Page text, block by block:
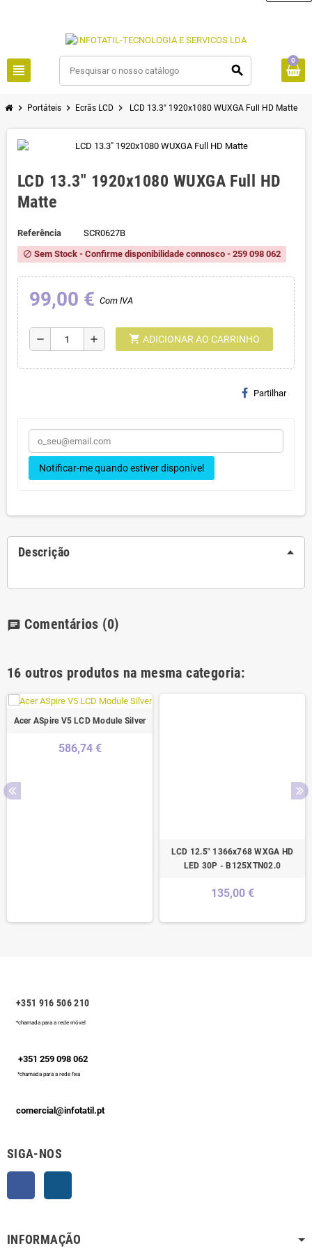
view_headline search
0
chevron_right Portáteis chevron_right Ecrãs LCD chevron_right LCD 13.3" 1920x1080 WUXGA Full HD Matte
LCD 13.3" 1920x1080 WUXGA Full HD
Matte
Referência SCR0627B
block Sem Stock - Confirme disponibilidade connosco - 259 098 062
99,00 € Com IVA
remove add shopping_cart ADICIONAR AO CARRINHO
Partilhar
Notificar-me quando estiver disponível
Descrição
chat Comentários (0)
16 outros produtos na mesma categoria:
Acer ASpire V5 LCD Module Silver
586,74 €
LCD 12.5" 1366x768 WXGA HD
LED 30P - B125XTN02.0
135,00 €
+351 916 506 210
*chamada para a rede móvel
+351 259 098 062
*chamada para a rede fixa
comercial@infotatil.pt
SIGA-NOS
INFORMAÇÃO